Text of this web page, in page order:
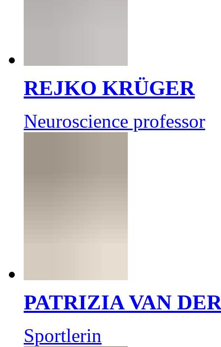
REJKO KRÜGER
Neuroscience professor
PATRIZIA VAN
Sportlerin